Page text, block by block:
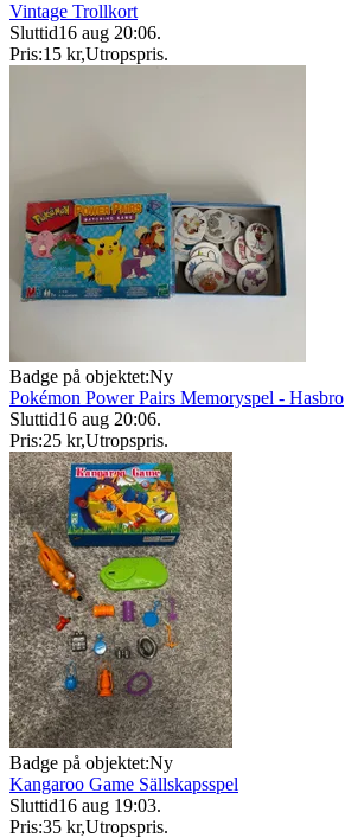
Vintage Trollkort
Sluttid16 aug 20:06.
Pris:15 kr,Utropspris.
Badge på objektet:Ny
Pokémon Power Pairs Memoryspel - Hasbro
Sluttid16 aug 20:06.
Pris:25 kr,Utropspris.
Badge på objektet:Ny
Kangaroo Game Sällskapsspel
Sluttid16 aug 19:03.
Pris:35 kr,Utropspris.